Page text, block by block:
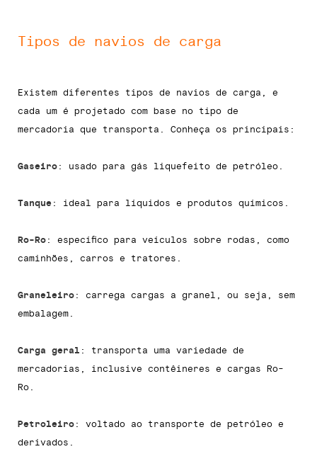
Tipos de navios de carga
Existem diferentes tipos de navios de carga, e
cada um é projetado com base no tipo de
mercadoria que transporta. Conheça os principais:
Gaseiro : usado para gás liquefeito de petróleo.
Tanque : ideal para líquidos e produtos químicos.
Ro-Ro : específico para veículos sobre rodas, como
caminhões, carros e tratores.
Graneleiro : carrega cargas a granel, ou seja, sem
embalagem.
Carga geral : transporta uma variedade de
mercadorias, inclusive contêineres e cargas Ro-
Ro.
Petroleiro : voltado ao transporte de petróleo e
derivados.